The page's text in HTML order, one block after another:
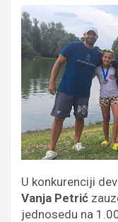
U konkurenciji
Vanja Petrić
jednosedu na